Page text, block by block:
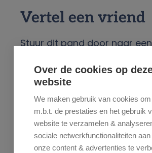
Vertel een vriend
Stuur dit pand door naar
Over de cookies op
website
We maken gebruik van cookies
m.b.t. de prestaties en het gebruik
website te verzamelen &
sociale netwerkfunctionaliteiten
onze content & advertenties te